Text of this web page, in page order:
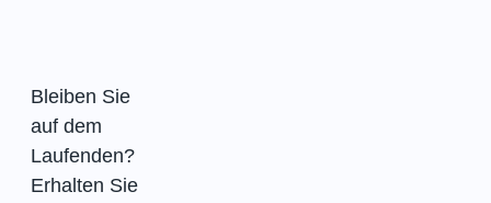
Bleiben Sie
auf dem
Laufenden?
Erhalten Sie